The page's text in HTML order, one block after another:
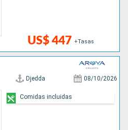
US$ 447 +Tasas
Djedda 08/10/2026
Comidas incluidas